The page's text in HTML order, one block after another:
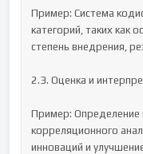
Пример: Система
категорий, таких как
степень внедрения,
2.3. Оценка и
Пример: Определение
корреляционного
инноваций и